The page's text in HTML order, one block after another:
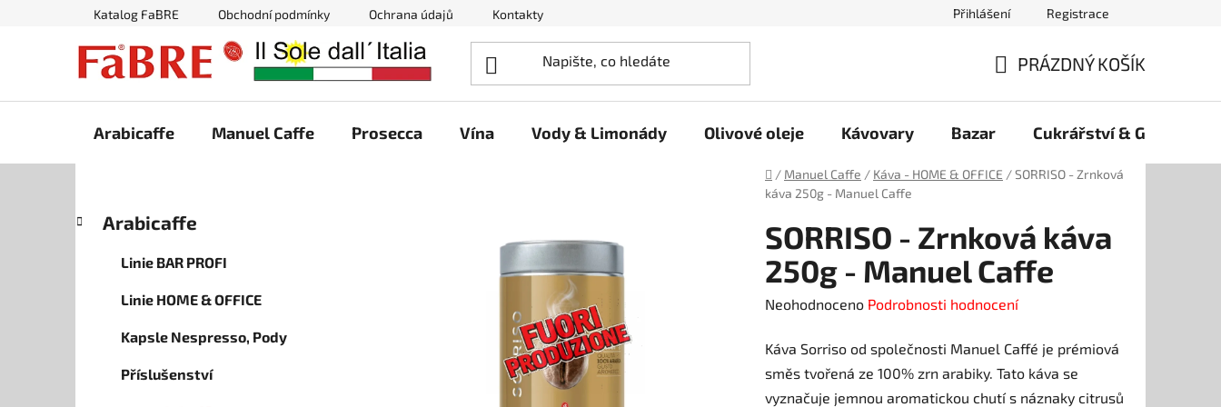
Katalog FaBRE Obchodní podmínky Ochrana údajů Kontakty Přihlášení Registrace
KOŠÍK
PRÁZDNÝ KOŠÍK
Arabicaffe Manuel Caffe Prosecca Vína Vody & Limonády Olivové oleje Kávovary Bazar Cukrářství & Gelato
Domů
/ Manuel Caffe / Káva - HOME & OFFICE /SORRISO - Zrnková
káva 250g - Manuel Caffe
P
í
kategorie
a
Arabicaffe
Linie BAR PROFI
Linie HOME & OFFICE
Kapsle Nespresso, Pody
Příslušenství
SORRISO - Zrnková káva
250g - Manuel Caffe
Průměrné
produktu
je
0,0
Neohodnoceno Podrobnosti hodnocení
Káva Sorriso od společnosti Manuel Caffé je prémiová
směs tvořená ze 100% zrn arabiky. Tato káva se
vyznačuje jemnou aromatickou chutí s náznaky citrusů